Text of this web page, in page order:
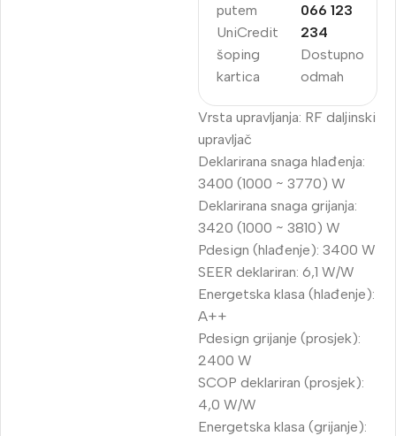
putem
UniCredit
šoping
kartica
Dostupno
odmah
066 123
234
Vrsta upravljanja: RF daljinski
upravljač
Deklarirana snaga hlađenja:
3400 (1000 ~ 3770) W
Deklarirana snaga grijanja:
3420 (1000 ~ 3810) W
Pdesign (hlađenje): 3400 W
SEER deklariran: 6,1 W/W
Energetska klasa (hlađenje):
A++
Pdesign grijanje (prosjek):
2400 W
SCOP deklariran (prosjek):
4,0 W/W
Energetska klasa (grijanje):